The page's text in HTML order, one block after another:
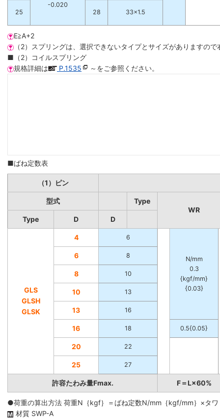
-0.020
25 28 33×1.5
E≧A+2
（2）スプリングは、選択できないタイプとサイズがありますの
■（2）コイルスプリング
規格詳細は
P.1535 ～をご参照ください。
■ばね定数表
（1）ピン
型式
Type
WR
Type
D D
GLS
GLSH
GLSK
4 6
N/mm
0.3
{kgf/mm}
{0.03}
6 8
8 10
10 13
13 16
16 18 0.5{0.05}
20 22
25 27
許容たわみ量Fmax. F＝L×60%
●荷重の算出方法 荷重N｛kgf｝＝ばね定数N/mm｛kgf/mm｝×タ
材質 SWP-A